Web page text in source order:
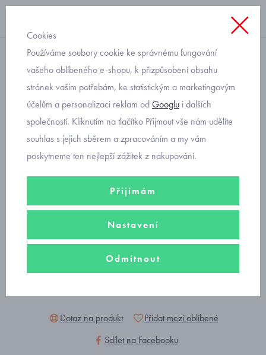
s dlouhým rukávem
dívčí tričko s mašlí Mayoral
830-80
Dotaz na produkt
Přidat mezi oblíbené
Sdílet na Facebooku
Cookies
Používáme soubory cookie ke správnému fungování
vašeho oblíbeného e-shopu, k přizpůsobení obsahu
stránek vašim potřebám, ke statistickým a marketingovým
účelům a personalizaci reklam odGooglu i dalších
společností. Kliknutím na tlačítko Přijmout vše nám udělíte
souhlas s jejich sběrem a zpracováním a my vám
poskytneme ten nejlepší zážitek z nakupování.
Přijímám
Nastavení
Odmítnout